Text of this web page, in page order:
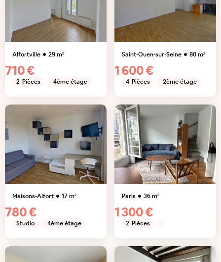
Alfortville 29m²
710 €
2 Pièces 4ème étage
Saint-Ouen-sur-Seine 80m²
1 600 €
4 Pièces 2ème étage
Maisons-Alfort 17m²
780 €
Studio 4ème étage
Paris 36m²
1 300 €
2 Pièces